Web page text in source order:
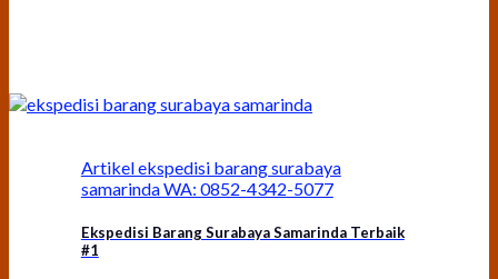
Artikel ekspedisi barang surabaya
samarinda WA: 0852-4342-5077
Ekspedisi Barang Surabaya Samarinda Terbaik
#1